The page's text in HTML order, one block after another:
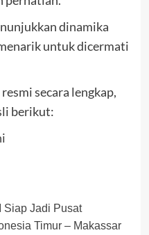
dinamika
untuk dicermati
secara lengkap,
berikut:
Siap Jadi Pusat
Timur – Makassar